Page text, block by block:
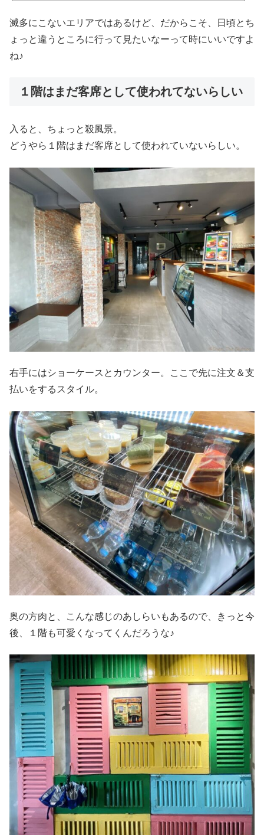
っとしたワインショップなみの揃えがある。そしてその多くがカリフォルニアなどのUSワイン。ホーチミ
インのワインショップ、最近でこ...
滅多にこないエリアではあるけど、だからこそ、日頃とち
ょっと違うところに行って見たいなーって時にいいですよ
ね♪
１階はまだ客席として使われてないらしい
入ると、ちょっと殺風景。
どうやら１階はまだ客席として使われていないらしい。
右手にはショーケースとカウンター。ここで先に注文＆支
払いをするスタイル。
奥の方肉と、こんな感じのあしらいもあるので、きっと今
後、１階も可愛くなってくんだろうな♪